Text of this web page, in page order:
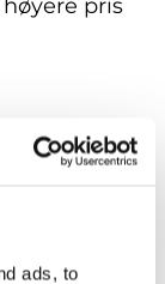
ads, to
pris
mer av